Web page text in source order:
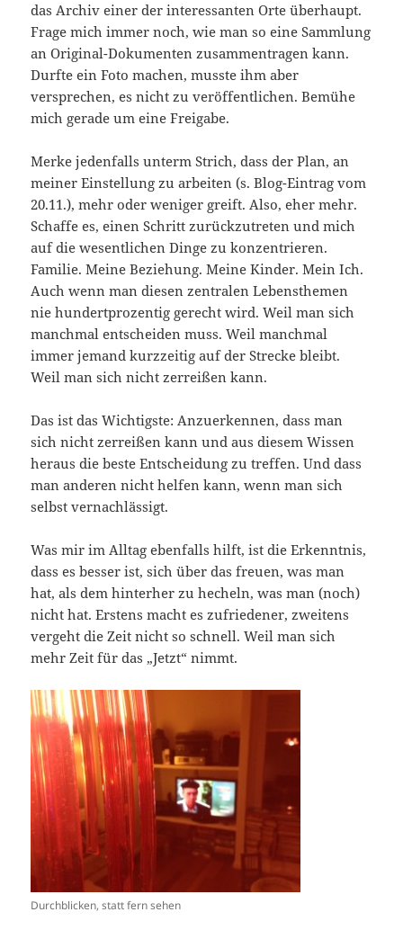
das Archiv einer der interessanten Orte überhaupt.
Frage mich immer noch, wie man so eine Sammlung
an Original-Dokumenten zusammentragen kann.
Durfte ein Foto machen, musste ihm aber
versprechen, es nicht zu veröffentlichen. Bemühe
mich gerade um eine Freigabe.
Merke jedenfalls unterm Strich, dass der Plan, an
meiner Einstellung zu arbeiten (s. Blog-Eintrag vom
20.11.), mehr oder weniger greift. Also, eher mehr.
Schaffe es, einen Schritt zurückzutreten und mich
auf die wesentlichen Dinge zu konzentrieren.
Familie. Meine Beziehung. Meine Kinder. Mein Ich.
Auch wenn man diesen zentralen Lebensthemen
nie hundertprozentig gerecht wird. Weil man sich
manchmal entscheiden muss. Weil manchmal
immer jemand kurzzeitig auf der Strecke bleibt.
Weil man sich nicht zerreißen kann.
Das ist das Wichtigste: Anzuerkennen, dass man
sich nicht zerreißen kann und aus diesem Wissen
heraus die beste Entscheidung zu treffen. Und dass
man anderen nicht helfen kann, wenn man sich
selbst vernachlässigt.
Was mir im Alltag ebenfalls hilft, ist die Erkenntnis,
dass es besser ist, sich über das freuen, was man
hat, als dem hinterher zu hecheln, was man (noch)
nicht hat. Erstens macht es zufriedener, zweitens
vergeht die Zeit nicht so schnell. Weil man sich
mehr Zeit für das „Jetzt“ nimmt.
Durchblicken, statt fern sehen